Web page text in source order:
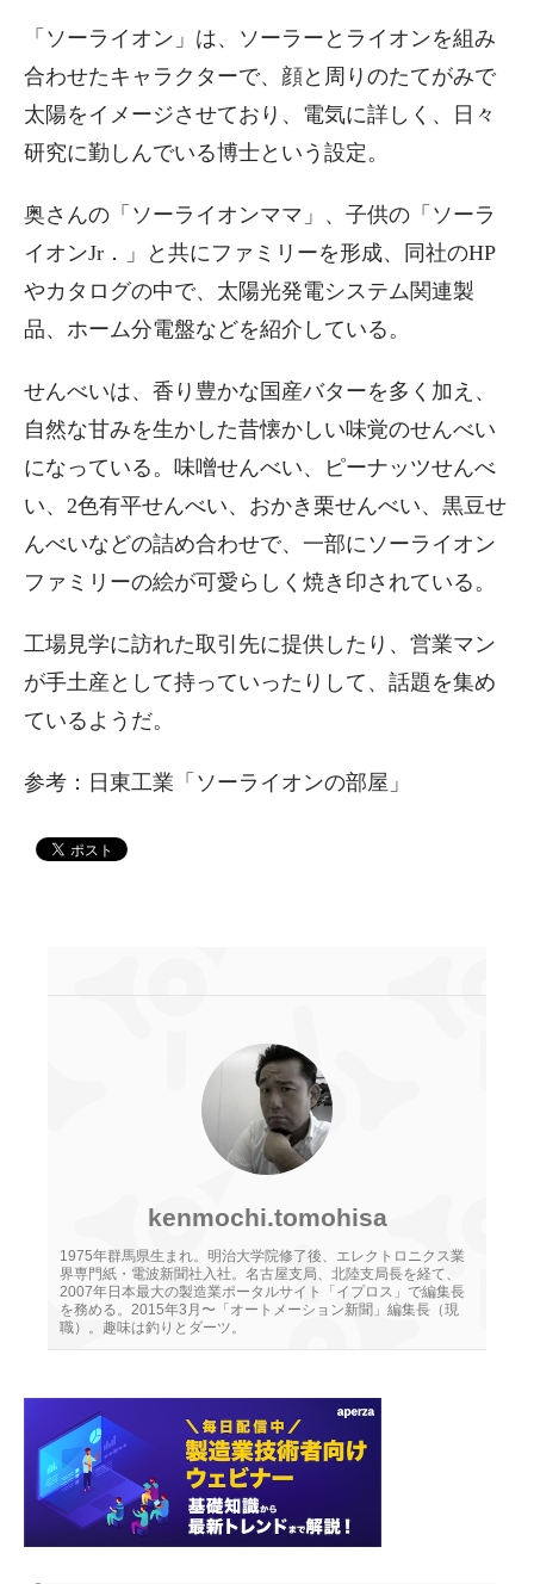
「ソーライオン」は、ソーラーとライオンを組み
合わせたキャラクターで、顔と周りのたてがみで
太陽をイメージさせており、電気に詳しく、日々
研究に勤しんでいる博士という設定。
奥さんの「ソーライオンママ」、子供の「ソーラ
イオンJr．」と共にファミリーを形成、同社のHP
やカタログの中で、太陽光発電システム関連製
品、ホーム分電盤などを紹介している。
せんべいは、香り豊かな国産バターを多く加え、
自然な甘みを生かした昔懐かしい味覚のせんべい
になっている。味噌せんべい、ピーナッツせんべ
い、2色有平せんべい、おかき栗せんべい、黒豆せ
んべいなどの詰め合わせで、一部にソーライオン
ファミリーの絵が可愛らしく焼き印されている。
工場見学に訪れた取引先に提供したり、営業マン
が手土産として持っていったりして、話題を集め
ているようだ。
参考：日東工業「ソーライオンの部屋」
kenmochi.tomohisa
1975年群馬県生まれ。明治大学院修了後、エレクトロニクス業
界専門紙・電波新聞社入社。名古屋支局、北陸支局長を経て、
2007年日本最大の製造業ポータルサイト「イプロス」で編集長
を務める。2015年3月〜「オートメーション新聞」編集長（現
職）。趣味は釣りとダーツ。